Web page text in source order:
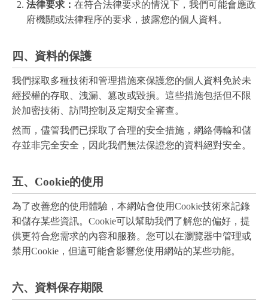
法律要求： 在符合法律要求的情況下，我們可能會應政
府機關或法律程序的要求，披露您的個人資料。
四、資料的保護
我們採取多種技術和管理措施來保護您的個人資料免於未
經授權的存取、洩漏、篡改或毀損。這些措施包括但不限
於加密技術、訪問控制及定期安全審查。
然而，儘管我們已採取了合理的安全措施，網絡傳輸和儲
存並非完全安全，因此我們無法保證您的資料絕對安全。
五、Cookie的使用
為了改善您的使用體驗，本網站會使用Cookie技術來記錄
和儲存某些資訊。Cookie可以幫助我們了解您的偏好，提
供更符合您需求的內容和服務。您可以在瀏覽器中管理或
禁用Cookie，但這可能會影響您使用網站的某些功能。
六、資料保存期限